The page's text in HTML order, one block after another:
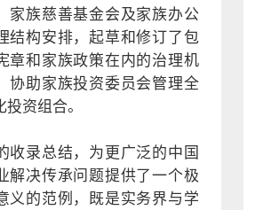
家族慈善基金会及家族办公
结构安排，起草和修订了包
章和家族政策在内的治理机
协助家族投资委员会管理全
资组合。
收录总结，为更广泛的中国
解决传承问题提供了一个极
义的范例，既是实务界与学